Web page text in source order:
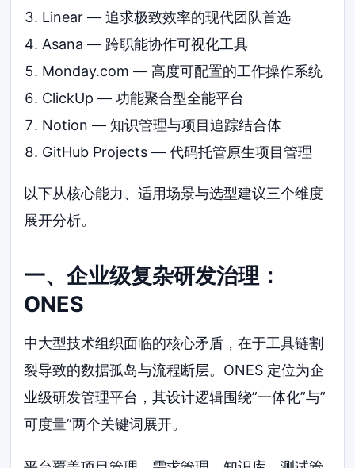
Linear — 追求极致效率的现代团队首选
Asana — 跨职能协作可视化工具
Monday.com — 高度可配置的工作操作系统
ClickUp — 功能聚合型全能平台
Notion — 知识管理与项目追踪结合体
GitHub Projects — 代码托管原生项目管理
以下从核心能力、适用场景与选型建议三个维度
展开分析。
一、企业级复杂研发治理：
ONES
中大型技术组织面临的核心矛盾，在于工具链割
裂导致的数据孤岛与流程断层。ONES 定位为企
业级研发管理平台，其设计逻辑围绕”一体化”与”
可度量”两个关键词展开。